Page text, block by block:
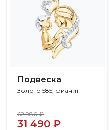
Подвеска
Золото 585, фианит
62 980 ₽
31 490 ₽